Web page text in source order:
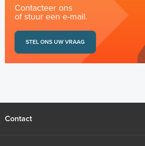
Contacteer ons
of stuur een e-mail.
STEL ONS UW VRAAG
Contact